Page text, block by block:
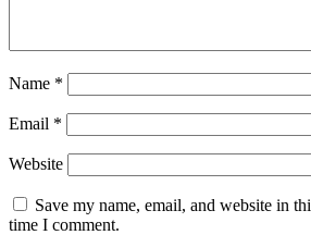
Name *
Email *
Website
Save my name, email, and website in
time I comment.